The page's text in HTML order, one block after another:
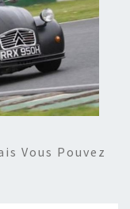
Vous Pouvez